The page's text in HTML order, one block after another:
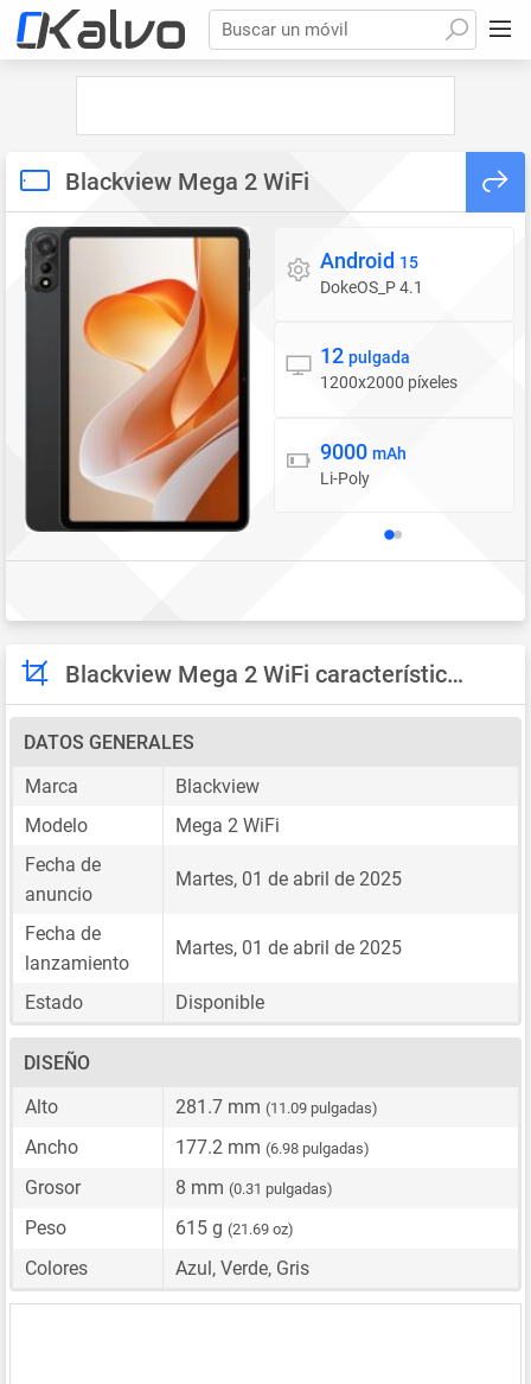
Buscar un móvil
Blackview Mega 2 WiFi
Sistema operativo
Android 15
DokeOS_P 4.1
Pantalla
12 pulgada
1200x2000 píxeles
Batería
9000 mAh
Li-Poly
Blackview Mega 2 WiFi características
DATOS GENERALES
Marca
Blackview
Modelo
Mega 2 WiFi
Fecha de
anuncio
Martes, 01 de abril de 2025
Fecha de
lanzamiento
Martes, 01 de abril de 2025
Estado Disponible
DISEÑO
Alto
281.7 mm (11.09 pulgadas)
Ancho 177.2 mm (6.98 pulgadas)
Grosor 8 mm (0.31 pulgadas)
Peso 615 g (21.69 oz)
Colores Azul, Verde, Gris